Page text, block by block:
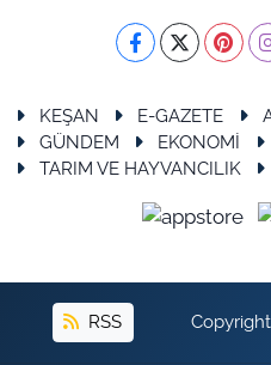
KEŞAN E-GAZETE
GÜNDEM
EKONOMİ
TARIM VE HAYVANCILIK
RSS Copyright